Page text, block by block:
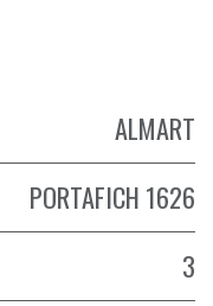
ALMART
PORTAFICH 1626
3